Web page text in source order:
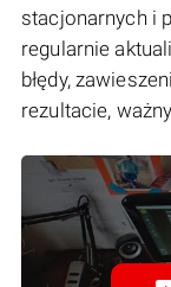
stacjonarnych i
regularnie
błędy,
rezultacie,